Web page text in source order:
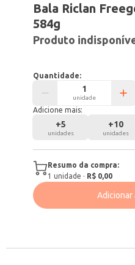
Bala Riclan
584g
Produto
Quantidade:
unidade
Adicione mais:
+5
unidades
+10
unidades
Resumo da compra:
1 unidade · R$ 0,00
Adicionar